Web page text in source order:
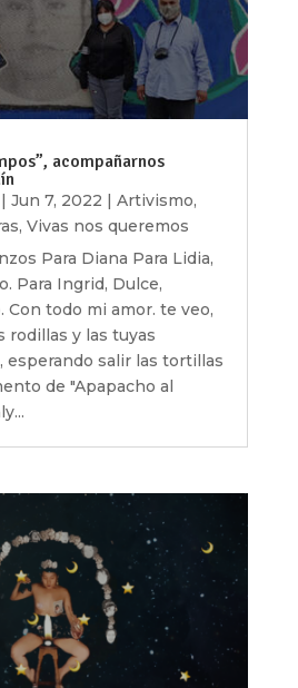
acompañarnos
| Jun 7, 2022 | Artivismo,
, Vivas nos queremos
Para Diana Para Lidia,
Para Ingrid, Dulce,
Con todo mi amor. te veo,
rodillas y las tuyas
esperando salir las tortillas
de "Apapacho al